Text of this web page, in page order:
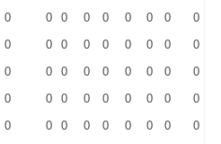
0 0 0 0 0 0 0 0
0
0 0 0 0 0 0 0 0
0
0 0 0 0 0 0 0 0
0
0 0 0 0 0 0 0 0
0
0 0 0 0 0 0 0 0
0